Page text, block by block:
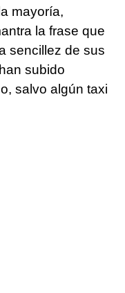
mayoría,
la frase que
sencillez de sus
subido
salvo algún taxi